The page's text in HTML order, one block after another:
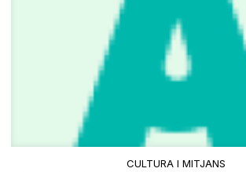
CULTURA I MITJANS